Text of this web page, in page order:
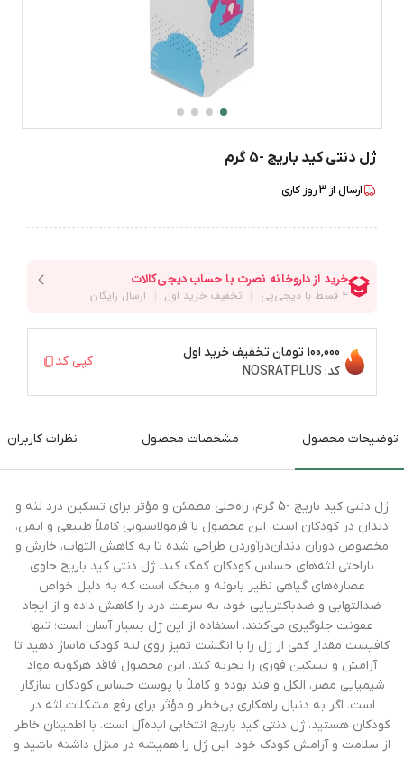
ژل دنتی کید باریج -5 گرم
ارسال از 3روز کاری
100,000 تومان
تخفیف خرید اول
کد: NOSRATPLUS
کپی کد
توضیحات محصول مشخصات محصول نظرات کاربران
ژل دنتی کید باریج -5 گرم، راه‌حلی مطمئن و مؤثر برای تسکین درد لثه و
دندان در کودکان است. این محصول با فرمولاسیونی کاملاً طبیعی و ایمن،
مخصوص دوران دندان‌درآوردن طراحی شده تا به کاهش التهاب، خارش و
ناراحتی لثه‌های حساس کودکان کمک کند. ژل دنتی کید باریج حاوی
عصاره‌های گیاهی نظیر بابونه و میخک است که به دلیل خواص
ضدالتهابی و ضدباکتریایی خود، به سرعت درد را کاهش داده و از ایجاد
عفونت جلوگیری می‌کنند. استفاده از این ژل بسیار آسان است؛ تنها
کافیست مقدار کمی از ژل را با انگشت تمیز روی لثه کودک ماساژ دهید تا
آرامش و تسکین فوری را تجربه کند. این محصول فاقد هرگونه مواد
شیمیایی مضر، الکل و قند بوده و کاملاً با پوست حساس کودکان سازگار
است. اگر به دنبال راهکاری بی‌خطر و مؤثر برای رفع مشکلات لثه در
کودکان هستید، ژل دنتی کید باریج انتخابی ایده‌آل است. با اطمینان خاطر
از سلامت و آرامش کودک خود، این ژل را همیشه در منزل داشته باشید و